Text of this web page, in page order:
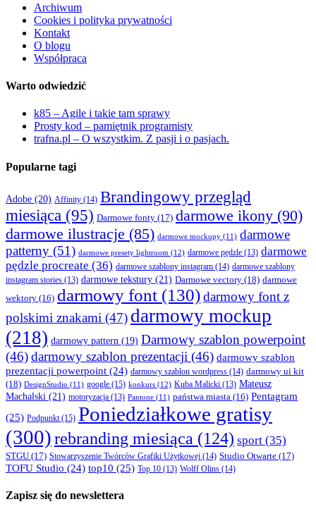
Archiwum
Cookies i polityka prywatności
Kontakt
O blogu
Współpraca
Warto odwiedzić
k85 – Agile i takie tam sprawy
Prosty kod – pamiętnik programisty
trafna.pl – O wszystkim. Z pasji i o pasjach.
Popularne tagi
Adobe (20) Affinity (14) Brandingowy przegląd
miesiąca (95) Darmowe fonty (17) darmowe ikony (90)
darmowe ilustracje (85) darmowe mockupy (11) darmowe
patterny (51) darmowe presety lightroom (12) darmowe pędzle (13) darmowe
pędzle procreate (36) darmowe szablony instagram (14) darmowe szablony
instagram stories (13) darmowe tekstury (21) Darmowe vectory (18) darmowe
wektory (16) darmowy font (130)darmowy font z
polskimi znakami (47) darmowy mockup
(218) darmowy pattern (19) Darmowy szablon powerpoint
(46)darmowy szablon prezentacji (46) darmowy szablon
prezentacji powerpoint (24) darmowy szablon wordpress (14) darmowy ui kit
(18) DesignStudio (11) google (15) konkurs (12) Kuba Malicki (13) Mateusz
Machalski (21) motoryzacja (13) Pantone (11) państwa miasta (16) Pentagram
(25) Podpunkt(15) Poniedziałkowe gratisy
(300)rebranding miesiąca (124) sport (35)
STGU (17) Stowarzyszenie Twórców Grafiki Użytkowej (14) Studio Otwarte (17)
TOFU Studio (24) top10 (25) Top 10 (13) Wolff Olins (14)
Zapisz się do newslettera